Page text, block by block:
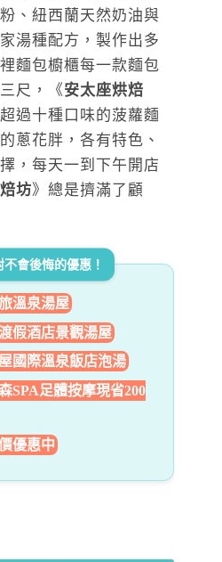
、紐西蘭天然奶油與
湯種配方，製作出多
麵包櫥櫃每一款麵包
尺，《安太座烘焙
過十種口味的菠蘿麵
蔥花胖，各有特色、
，每天一到下午開店
坊》總是擠滿了顧
會後悔的優惠！
溫泉湯屋
假酒店景觀湯屋
國際溫泉飯店泡湯
SPA足體按摩現省200
優惠中